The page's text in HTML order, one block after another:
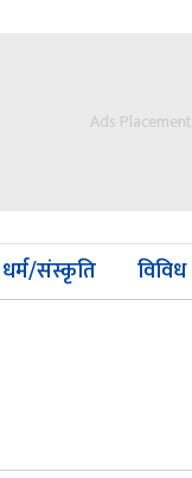
Ads Placement
धर्म/संस्कृति विविध